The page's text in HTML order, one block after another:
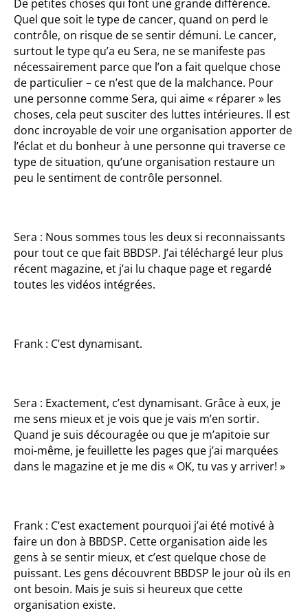
De petites choses qui font une grande différence.
Quel que soit le type de cancer, quand on perd le
contrôle, on risque de se sentir démuni. Le cancer,
surtout le type qu’a eu Sera, ne se manifeste pas
nécessairement parce que l’on a fait quelque chose
de particulier – ce n’est que de la malchance. Pour
une personne comme Sera, qui aime « réparer » les
choses, cela peut susciter des luttes intérieures. Il est
donc incroyable de voir une organisation apporter de
l’éclat et du bonheur à une personne qui traverse ce
type de situation, qu’une organisation restaure un
peu le sentiment de contrôle personnel.
Sera : Nous sommes tous les deux si reconnaissants
pour tout ce que fait BBDSP. J’ai téléchargé leur plus
récent magazine, et j’ai lu chaque page et regardé
toutes les vidéos intégrées.
Frank : C’est dynamisant.
Sera : Exactement, c’est dynamisant. Grâce à eux, je
me sens mieux et je vois que je vais m’en sortir.
Quand je suis découragée ou que je m’apitoie sur
moi-même, je feuillette les pages que j’ai marquées
dans le magazine et je me dis « OK, tu vas y arriver! »
Frank : C’est exactement pourquoi j’ai été motivé à
faire un don à BBDSP. Cette organisation aide les
gens à se sentir mieux, et c’est quelque chose de
puissant. Les gens découvrent BBDSP le jour où ils en
ont besoin. Mais je suis si heureux que cette
organisation existe.